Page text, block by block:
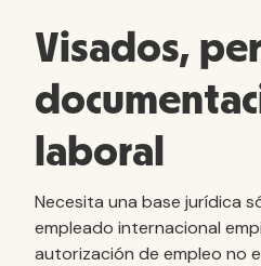
Visados,
laboral
Necesita una base jurídica
empleado internacional
autorización de empleo no